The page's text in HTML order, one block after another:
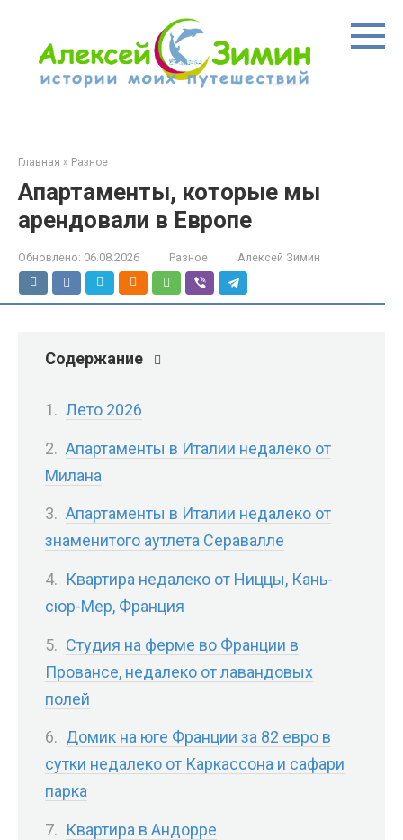
контенту
Главная » Разное
Апартаменты, которые мы
арендовали в Европе
Обновлено: 06.08.2026 Разное Алексей Зимин
Содержание
Лето 2026
Апартаменты в Италии недалеко от
Милана
Апартаменты в Италии недалеко от
знаменитого аутлета Серавалле
Квартира недалеко от Ниццы, Кань-
сюр-Мер, Франция
Студия на ферме во Франции в
Провансе, недалеко от лавандовых
полей
Домик на юге Франции за 82 евро в
сутки недалеко от Каркассона и сафари
парка
Квартира в Андорре